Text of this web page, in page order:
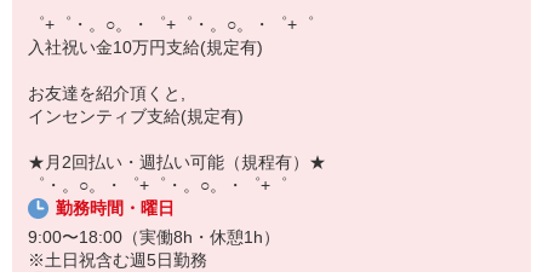
短期・期間限定・オープニング・官公庁案件
上場/優良/大手企業など
【スマホ面接実施中】
￣￣￣￣￣￣￣￣￣
自宅に居ながらスマホでカンタン面接OK！
オンライン面談なのでスピード対応。
即日登録もOK♪
気になった方はお気軽にご相談ください！
゜+゜・。○。・゜+゜・。○。・゜+゜
入社祝い金10万円支給(規定有)
お友達を紹介頂くと,
インセンティブ支給(規定有)
★月2回払い・週払い可能（規程有）★
゜・。○。・゜+゜・。○。・゜+゜
勤務時間・曜日
9:00〜18:00（実働8h・休憩1h）
※土日祝含む週5日勤務